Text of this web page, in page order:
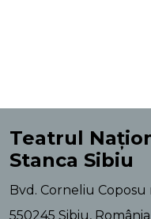
Teatrul
Stanca Sibiu
Bvd. Corneliu Coposu
550245 Sibiu, România